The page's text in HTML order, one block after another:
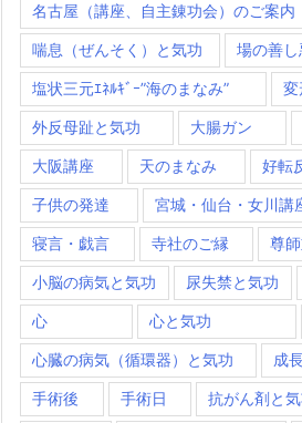
名古屋（講座、自主錬功会）のご案内
喘息（ぜんそく）と気功 場の善し
塩状三元ｴﾈﾙｷﾞｰ”海のまなみ” 変
外反母趾と気功 大腸ガン
大阪講座 天のまなみ 好転
子供の発達 宮城・仙台・女川講
寝言・戯言 寺社のご縁 尊
小脳の病気と気功 尿失禁と気功
心 心と気功
心臓の病気（循環器）と気功 成
手術後 手術日 抗がん剤と